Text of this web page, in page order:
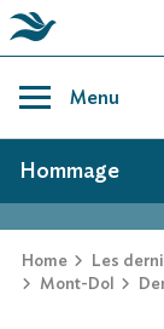
content
Menu
AVIS DE
Home Les
Mont-Dol
Hommage